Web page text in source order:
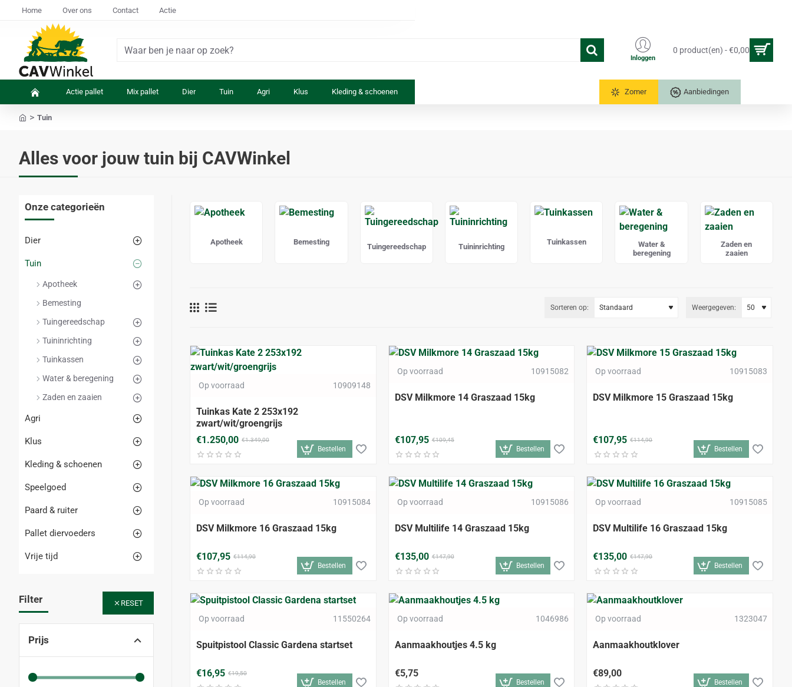
Home Over ons Contact Actie
Waar
Inloggen
0 product(en) - €0,00
Actie pallet Mix pallet Dier Tuin Agri Klus Kleding & schoenen Zomer Aanbiedingen
Alles voor jouw tuin bij CAVWinkel
Tuin
Onze categorieën
Dier
Tuin
Apotheek
Bemesting
Tuingereedschap
Tuininrichting
Tuinkassen
Water & beregening
Zaden en zaaien
Agri
Klus
Kleding & schoenen
Speelgoed
Paard & ruiter
Pallet diervoeders
Vrije tijd
Filter RESET
Prijs
Apotheek Bemesting
Tuingereedschap Tuininrichting
Tuinkassen
Water &
beregening
Zaden en
zaaien
Sorteren op: Weergegeven:
-7%
Op voorraad 10909148
Tuinkas Kate 2 253x192
zwart/wit/groengrijs
€1.250,00 €1.349,00
Bestellen
-1%
Op voorraad 10915082
DSV Milkmore 14 Graszaad 15kg
€107,95 €109,45
Bestellen
-6%
Op voorraad 10915083
DSV Milkmore 15 Graszaad 15kg
€107,95 €114,90
Bestellen
-6%
Op voorraad 10915084
DSV Milkmore 16 Graszaad 15kg
€107,95 €114,90
Bestellen
-9%
Op voorraad 10915086
DSV Multilife 14 Graszaad 15kg
€135,00 €147,90
Bestellen
-9%
Op voorraad 10915085
DSV Multilife 16 Graszaad 15kg
€135,00 €147,90
Bestellen
-13%
Op voorraad 11550264
Spuitpistool Classic Gardena startset
€16,95 €19,50
Bestellen
Op voorraad 1046986
Aanmaakhoutjes 4.5 kg
€5,75
Bestellen
Op voorraad 1323047
Aanmaakhoutklover
€89,00
Bestellen